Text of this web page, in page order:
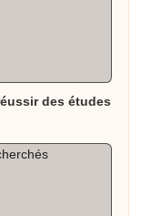
des études